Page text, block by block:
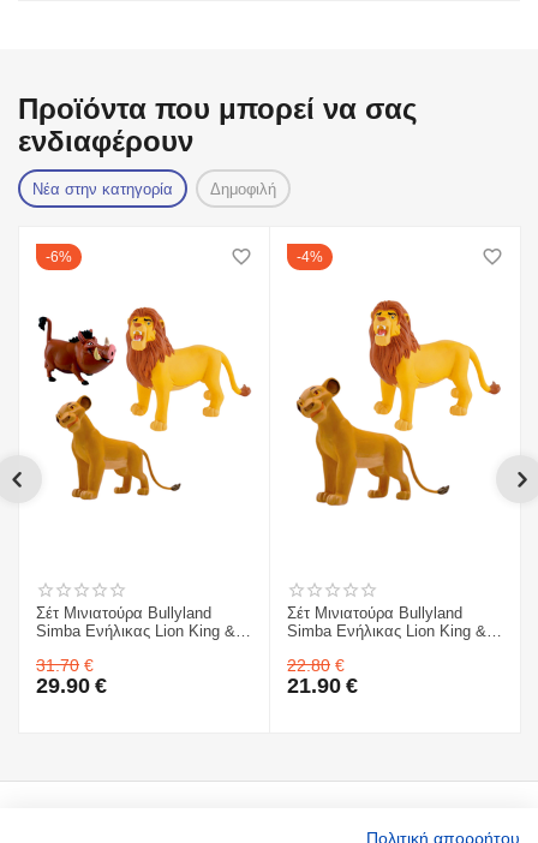
Προϊόντα που μπορεί να σας
ενδιαφέρουν
Νέα στην κατηγορία Δημοφιλή
6%
Σέτ Μινιατούρα Bullyland
Simba Ενήλικας Lion King &
31.70 €
29.90 €
4%
Σέτ Μινιατούρα Bullyland
Simba Ενήλικας Lion King &
22.80 €
21.90 €
Πολιτική απορρήτου